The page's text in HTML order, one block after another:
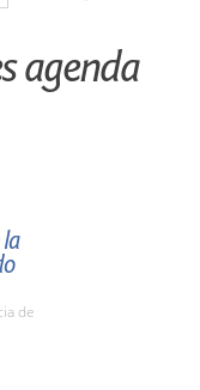
agenda
de